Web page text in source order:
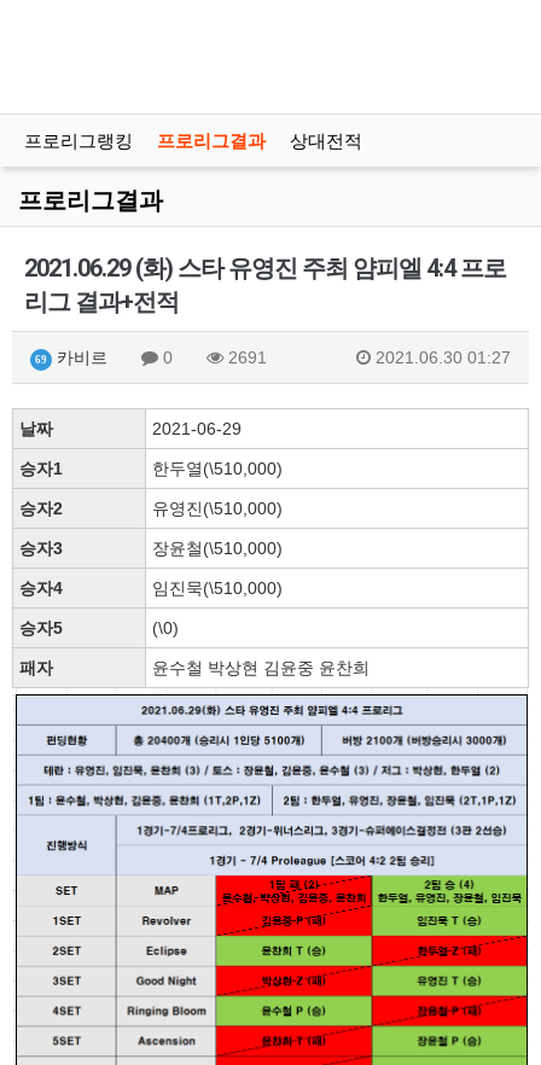
프로리그랭킹 프로리그결과 상대전적
프로리그결과
2021.06.29 (화) 스타 유영진 주최 얌피엘 4:4 프로
리그 결과+전적
69 카비르 0 2691 2021.06.30 01:27
날짜 2021-06-29
승자1 한두열(\510,000)
승자2 유영진(\510,000)
승자3 장윤철(\510,000)
승자4 임진묵(\510,000)
승자5 (\0)
패자 윤수철 박상현 김윤중 윤찬희